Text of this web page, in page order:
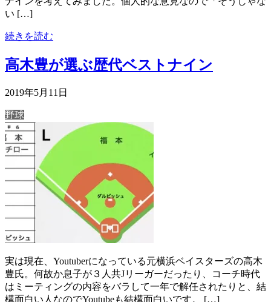
い […]
続きを読む
高木豊が選ぶ歴代ベストナイン
2019年5月11日
野球
実は現在、Youtuberになっている元横浜ベイスターズの高木
豊氏。何故か息子が３人共Jリーガーだったり、コーチ時代
はミーティングの内容をバラして一年で解任されたりと、結
構面白い人なのでYoutubeも結構面白いです。 […]